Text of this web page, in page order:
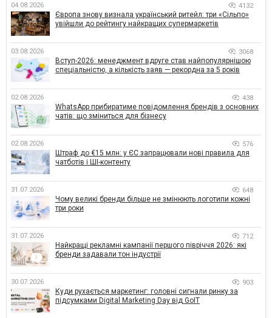
04.08.2026 4132
Європа знову визнала український ритейл: три «Сільпо»
увійшли до рейтингу найкращих супермаркетів
03.08.2026 3068
Вступ-2026: менеджмент вдруге став найпопулярнішою
спеціальністю, а кількість заяв — рекордна за 5 років
02.08.2026 438
WhatsApp прибиратиме повідомлення брендів з основних
чатів: що зміниться для бізнесу
02.08.2026 576
Штраф до €15 млн: у ЄС запрацювали нові правила для
чатботів і ШІ-контенту
31.07.2026 648
Чому великі бренди більше не змінюють логотипи кожні
три роки
31.07.2026 712
Найкращі рекламні кампанії першого півріччя 2026: які
бренди задавали тон індустрії
30.07.2026 903
Куди рухається маркетинг: головні сигнали ринку за
підсумками Digital Marketing Day від GoIT